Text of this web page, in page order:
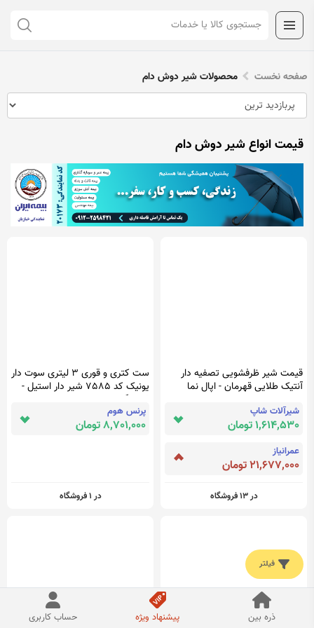
صفحه نخست محصولات شیر دوش دام
قیمت انواع شیر دوش دام
قیمت شیر ظرفشویی تصفیه دار
آنتیک طلایی قهرمان - اپال نما
شیرآلات شاپ
1,614,530 تومان
عمرانیاز
21,677,000 تومان
در 13 فروشگاه
ست کتری و قوری 3 لیتری سوت دار
یونیک کد 7585 شیر دار استیل -
فروشگاه اینترنتی پرنس هوم
پرنس هوم
8,701,000 تومان
در 1 فروشگاه
فیلتر
ذره بین پیشنهاد ویژه حساب کاربری